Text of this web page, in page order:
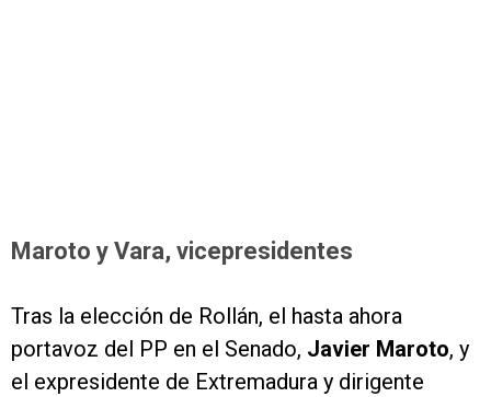
Maroto y Vara, vicepresidentes
Tras la elección de Rollán, el hasta ahora
portavoz del PP en el Senado, Javier Maroto, y
el expresidente de Extremadura y dirigente